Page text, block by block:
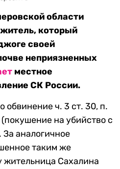
области
который
своей
неприязненных
местное
СК России.
обвинение ч. 3 ст. 30, п.
на убийство с
аналогичное
таким же
жительница Сахалина